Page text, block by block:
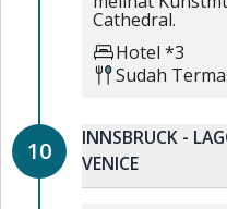
Cathedral.
Hotel *3
Sudah
10
INNSBRUCK -
VENICE